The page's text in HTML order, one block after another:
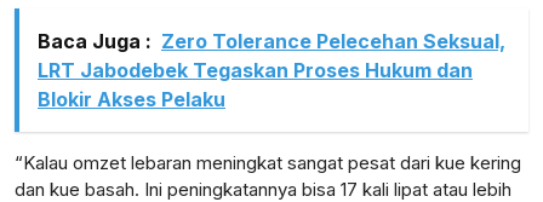
Baca Juga : Zero Tolerance Pelecehan Seksual,
LRT Jabodebek Tegaskan Proses Hukum dan
Blokir Akses Pelaku
“Kalau omzet lebaran meningkat sangat pesat dari kue kering
dan kue basah. Ini peningkatannya bisa 17 kali lipat atau lebih